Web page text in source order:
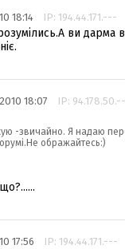
18:14 IP: 194.44.171.---
ви дарма
18:07 IP:
-звичайно. Я надаю
ображайтесь:)
17:56 IP: 194.44.171.---